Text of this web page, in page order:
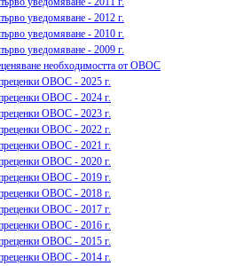
уведомяване - 2012 г.
уведомяване - 2010 г.
уведомяване - 2009 г.
необходимостта от ОВОС
ОВОС - 2025 г.
ОВОС - 2024 г.
ОВОС - 2023 г.
ОВОС - 2022 г.
ОВОС - 2021 г.
ОВОС - 2020 г.
ОВОС - 2019 г.
ОВОС - 2018 г.
ОВОС - 2017 г.
ОВОС - 2016 г.
ОВОС - 2015 г.
ОВОС - 2014 г.